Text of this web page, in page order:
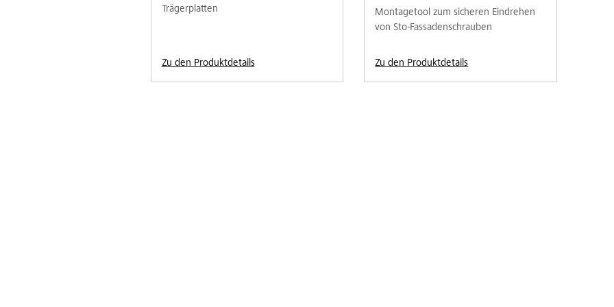
Trägerplatten
Zu den Produktdetails
Montagetool zum sicheren Eindrehen
von Sto-Fassadenschrauben
Zu den Produktdetails